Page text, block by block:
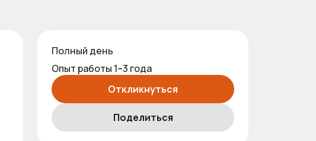
Полный день
Опыт работы 1–3 года
Откликнуться
Поделиться